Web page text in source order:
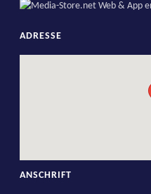
ADRESSE
ANSCHRIFT